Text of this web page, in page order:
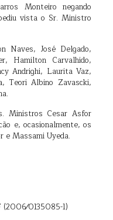
Monteiro negando
vista o Sr. Ministro
Naves, José Delgado,
Hamilton Carvalhido,
Andrighi, Laurita Vaz,
Teori Albino Zavascki,
Ministros Cesar Asfor
e, ocasionalmente, os
e Massami Uyeda.
(2006⁄0135085-1)